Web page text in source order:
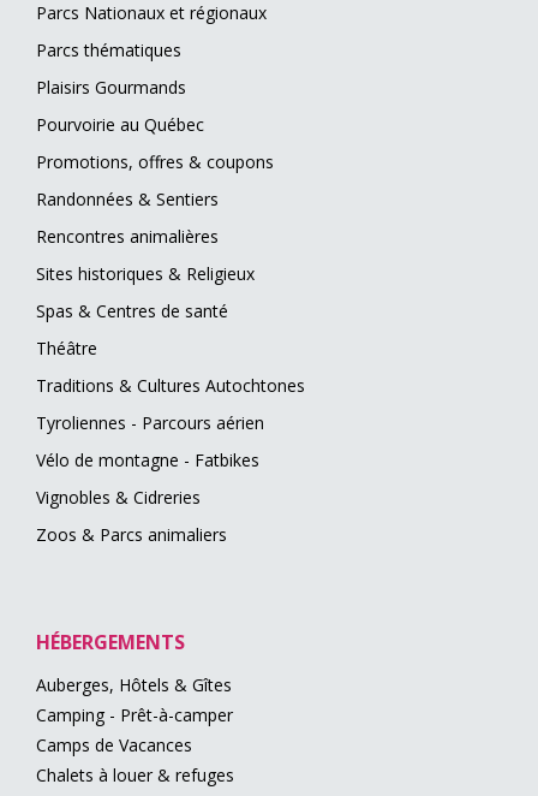
Parcs Nationaux et régionaux
Parcs thématiques
Plaisirs Gourmands
Pourvoirie au Québec
Promotions, offres & coupons
Randonnées & Sentiers
Rencontres animalières
Sites historiques & Religieux
Spas & Centres de santé
Théâtre
Traditions & Cultures Autochtones
Tyroliennes - Parcours aérien
Vélo de montagne - Fatbikes
Vignobles & Cidreries
Zoos & Parcs animaliers
HÉBERGEMENTS
Auberges, Hôtels & Gîtes
Camping - Prêt-à-camper
Camps de Vacances
Chalets à louer & refuges